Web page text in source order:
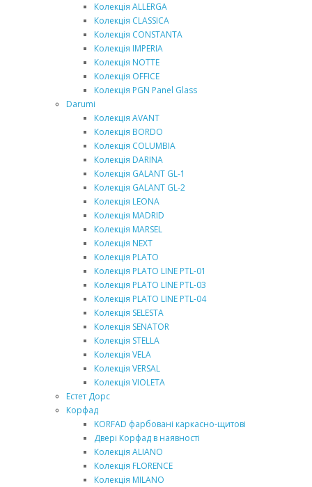
Колекція ALLERGA
Колекція CLASSICA
Колекція CONSTANTA
Колекція IMPERIA
Колекція NOTTE
Колекція OFFICE
Колекція PGN Panel Glass
Darumi
Колекція AVANT
Колекція BORDO
Колекція COLUMBIA
Колекція DARINA
Колекція GALANT GL-1
Колекція GALANT GL-2
Колекція LEONA
Колекція MADRID
Колекція MARSEL
Колекція NEXT
Колекція PLATO
Колекція PLATO LINE PTL-01
Колекція PLATO LINE PTL-03
Колекція PLATO LINE PTL-04
Колекція SELESTA
Колекція SENATOR
Колекція STELLA
Колекція VELA
Колекція VERSAL
Колекція VIOLETA
Естет Дорс
Корфад
KORFAD фарбовані каркасно-щитові
Двері Корфад в наявності
Колекція ALIANO
Колекція FLORENCE
Колекція MILANO